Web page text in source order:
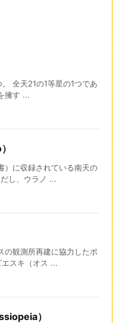
全天21の1等星の1つであ
擁す ...
）に収録されている南天の
し、ウラノ ...
の観測所再建に協力したポ
スキ（オス ...
）